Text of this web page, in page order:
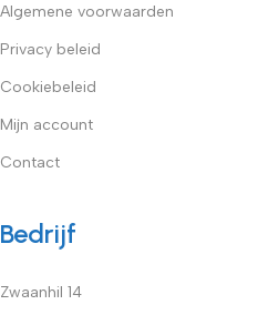
Algemene voorwaarden
Privacy beleid
Cookiebeleid
Mijn account
Contact
Bedrijf
Zwaanhil 14